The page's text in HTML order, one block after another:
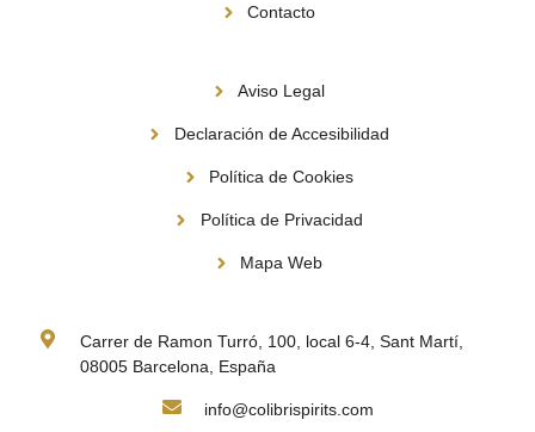
Contacto
Aviso Legal
Declaración de Accesibilidad
Política de Cookies
Política de Privacidad
Mapa Web
Carrer de Ramon Turró, 100, local 6-4, Sant Martí,
08005 Barcelona, España
info@colibrispirits.com